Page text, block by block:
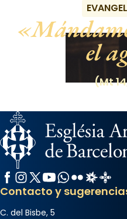
el
(Mt
Facebook
Instagram
X / Twitter
YouTube
WhatsApp
FlickrRadio
Contacto y
C. del Bisbe, 5